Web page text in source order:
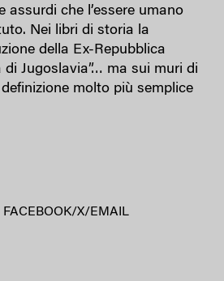
assurdi che l’essere umano
Nei libri di storia la
della Ex-Repubblica
di Jugoslavia”… ma sui muri di
molto più semplice
FACEBOOK/X/ EMAIL